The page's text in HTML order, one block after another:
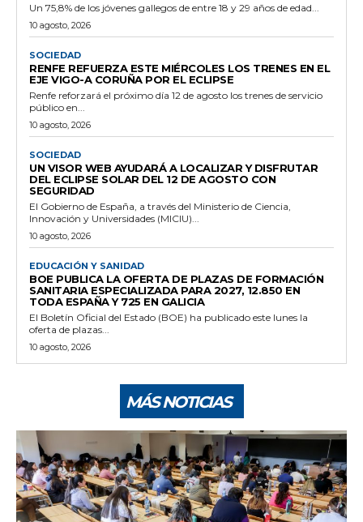
Un 75,8% de los jóvenes gallegos de entre 18 y 29 años de edad...
10 agosto, 2026
SOCIEDAD
RENFE REFUERZA ESTE MIÉRCOLES LOS TRENES EN EL
EJE VIGO-A CORUÑA POR EL ECLIPSE
Renfe reforzará el próximo día 12 de agosto los trenes de servicio
público en...
10 agosto, 2026
SOCIEDAD
UN VISOR WEB AYUDARÁ A LOCALIZAR Y DISFRUTAR
DEL ECLIPSE SOLAR DEL 12 DE AGOSTO CON
SEGURIDAD
El Gobierno de España, a través del Ministerio de Ciencia,
Innovación y Universidades (MICIU)...
10 agosto, 2026
EDUCACIÓN Y SANIDAD
BOE PUBLICA LA OFERTA DE PLAZAS DE FORMACIÓN
SANITARIA ESPECIALIZADA PARA 2027, 12.850 EN
TODA ESPAÑA Y 725 EN GALICIA
El Boletín Oficial del Estado (BOE) ha publicado este lunes la
oferta de plazas...
10 agosto, 2026
MÁS NOTICIAS